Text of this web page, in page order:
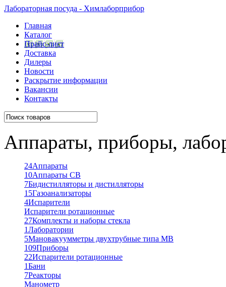
Лабораторная посуда - Химлаборприбор
Главная
Каталог
Прайс-лист
Доставка
Дилеры
Новости
Раскрытие информации
Вакансии
Контакты
Аппараты, приборы,
24Аппараты
10Аппараты СВ
7Бидистилляторы и дистилляторы
15Газоанализаторы
4Испарители
Испарители ротационные
27Комплекты и наборы стекла
1Лаборатории
5Мановакуумметры двухтрубные типа МВ
109Приборы
22Испарители ротационные
1Бани
7Реакторы
Манометр